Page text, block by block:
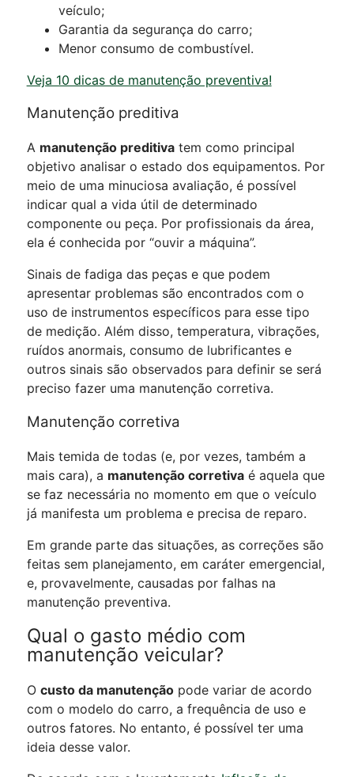
veículo;
Garantia da segurança do carro;
Menor consumo de combustível.
Veja 10 dicas de manutenção preventiva!
Manutenção preditiva
A manutenção preditivatem como principal
objetivo analisar o estado dos equipamentos. Por
meio de uma minuciosa avaliação, é possível
indicar qual a vida útil de determinado
componente ou peça. Por profissionais da área,
ela é conhecida por “ouvir a máquina”.
Sinais de fadiga das peças e que podem
apresentar problemas são encontrados com o
uso de instrumentos específicos para esse tipo
de medição. Além disso, temperatura, vibrações,
ruídos anormais, consumo de lubrificantes e
outros sinais são observados para definir se será
preciso fazer uma manutenção corretiva.
Manutenção corretiva
Mais temida de todas (e, por vezes, também a
mais cara), a manutenção corretivaé aquela que
se faz necessária no momento em que o veículo
já manifesta um problema e precisa de reparo.
Em grande parte das situações, as correções são
feitas sem planejamento, em caráter emergencial,
e, provavelmente, causadas por falhas na
manutenção preventiva.
Qual o gasto médio com
manutenção veicular?
O custo da manutençãopode variar de acordo
com o modelo do carro, a frequência de uso e
outros fatores. No entanto, é possível ter uma
ideia desse valor.